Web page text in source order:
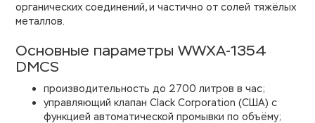
органических соединений, и частично от солей тяжёлых
металлов.
Основные параметры WWXA-1354
DMCS
производительность до 2700 литров в час;
управляющий клапан Clack Corporation (США) с
функцией автоматической промывки по объёму;